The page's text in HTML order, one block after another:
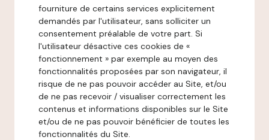
fourniture de certains services explicitement
demandés par l'utilisateur, sans solliciter un
consentement préalable de votre part. Si
l'utilisateur désactive ces cookies de «
fonctionnement » par exemple au moyen des
fonctionnalités proposées par son navigateur, il
risque de ne pas pouvoir accéder au Site, et/ou
de ne pas recevoir / visualiser correctement les
contenus et informations disponibles sur le Site
et/ou de ne pas pouvoir bénéficier de toutes les
fonctionnalités du Site.